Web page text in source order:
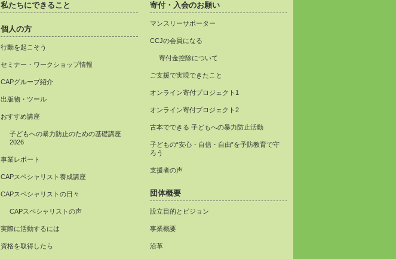
私たちにできること
個人の方
行動を起こそう
セミナー・ワークショップ情報
CAPグループ紹介
出版物・ツール
おすすめ講座
子どもへの暴力防止のための基礎講座
2026
事業レポート
CAPスペシャリスト養成講座
CAPスペシャリストの日々
CAPスペシャリストの声
実際に活動するには
資格を取得したら
寄付・入会のお願い
マンスリーサポーター
CCJの会員になる
寄付金控除について
ご支援で実現できたこと
オンライン寄付プロジェクト1
オンライン寄付プロジェクト2
古本でできる 子どもへの暴力防止活動
子どもの“安心・自信・自由”を予防教育で守
ろう
支援者の声
団体概要
設立目的とビジョン
事業概要
沿革